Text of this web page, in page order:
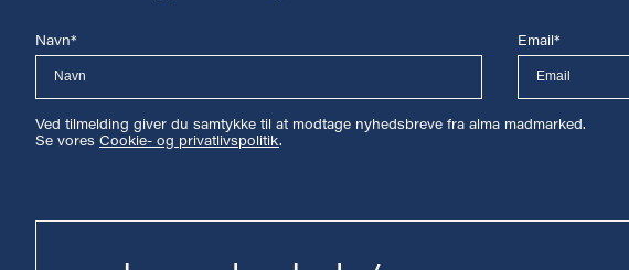
Navn* Email*
Ved tilmelding giver du samtykke til at modtage nyhedsbreve fra alma madmarked.
Se vores Cookie- og privatlivspolitik.